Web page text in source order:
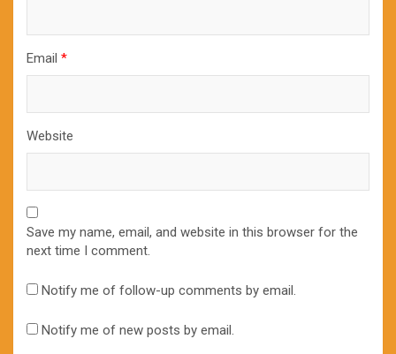
Email *
Website
Save my name, email, and website in this browser for the
next time I comment.
Notify me of follow-up comments by email.
Notify me of new posts by email.